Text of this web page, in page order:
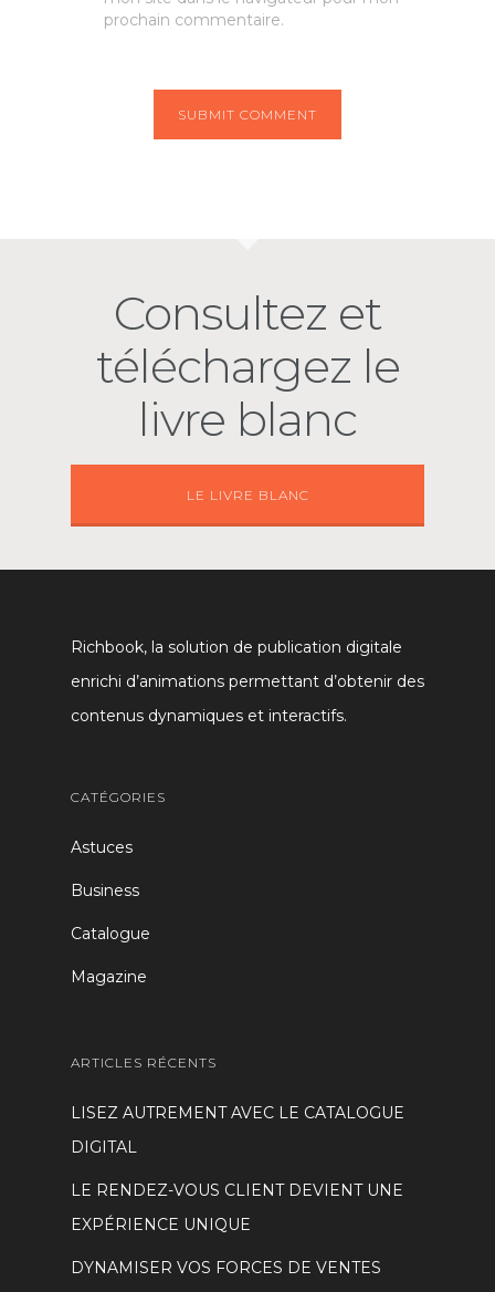
prochain commentaire.
Consultez et
téléchargez le
livre blanc
LE LIVRE BLANC
Richbook, la solution de publication digitale
enrichi d’animations permettant d’obtenir des
contenus dynamiques et interactifs.
CATÉGORIES
Astuces
Business
Catalogue
Magazine
ARTICLES RÉCENTS
LISEZ AUTREMENT AVEC LE CATALOGUE
DIGITAL
LE RENDEZ-VOUS CLIENT DEVIENT UNE
EXPÉRIENCE UNIQUE
DYNAMISER VOS FORCES DE VENTES